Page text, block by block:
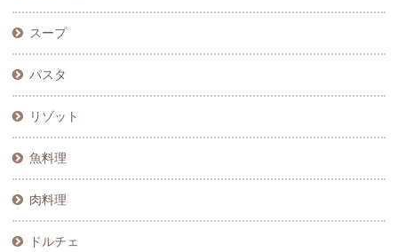
スープ
パスタ
リゾット
魚料理
肉料理
ドルチェ